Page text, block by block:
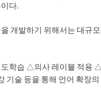
다.
개발하기 위해서는 대규
학습 △의사 레이블 적용
기술 등을 통해 언어 확장